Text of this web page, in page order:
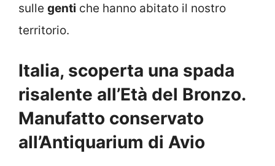
sulle genti che hanno abitato il nostro
territorio.
Italia, scoperta una spada
risalente all’Età del Bronzo.
Manufatto conservato
all’Antiquarium di Avio